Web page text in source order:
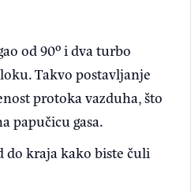
od 90º i dva turbo
Takvo postavljanje
protoka vazduha, što
papučicu gasa.
do kraja kako biste čuli